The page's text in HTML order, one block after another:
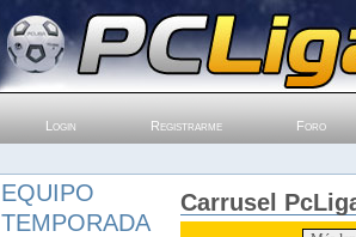
Login Registrarme Foro
EQUIPO
TEMPORADA
Carrusel